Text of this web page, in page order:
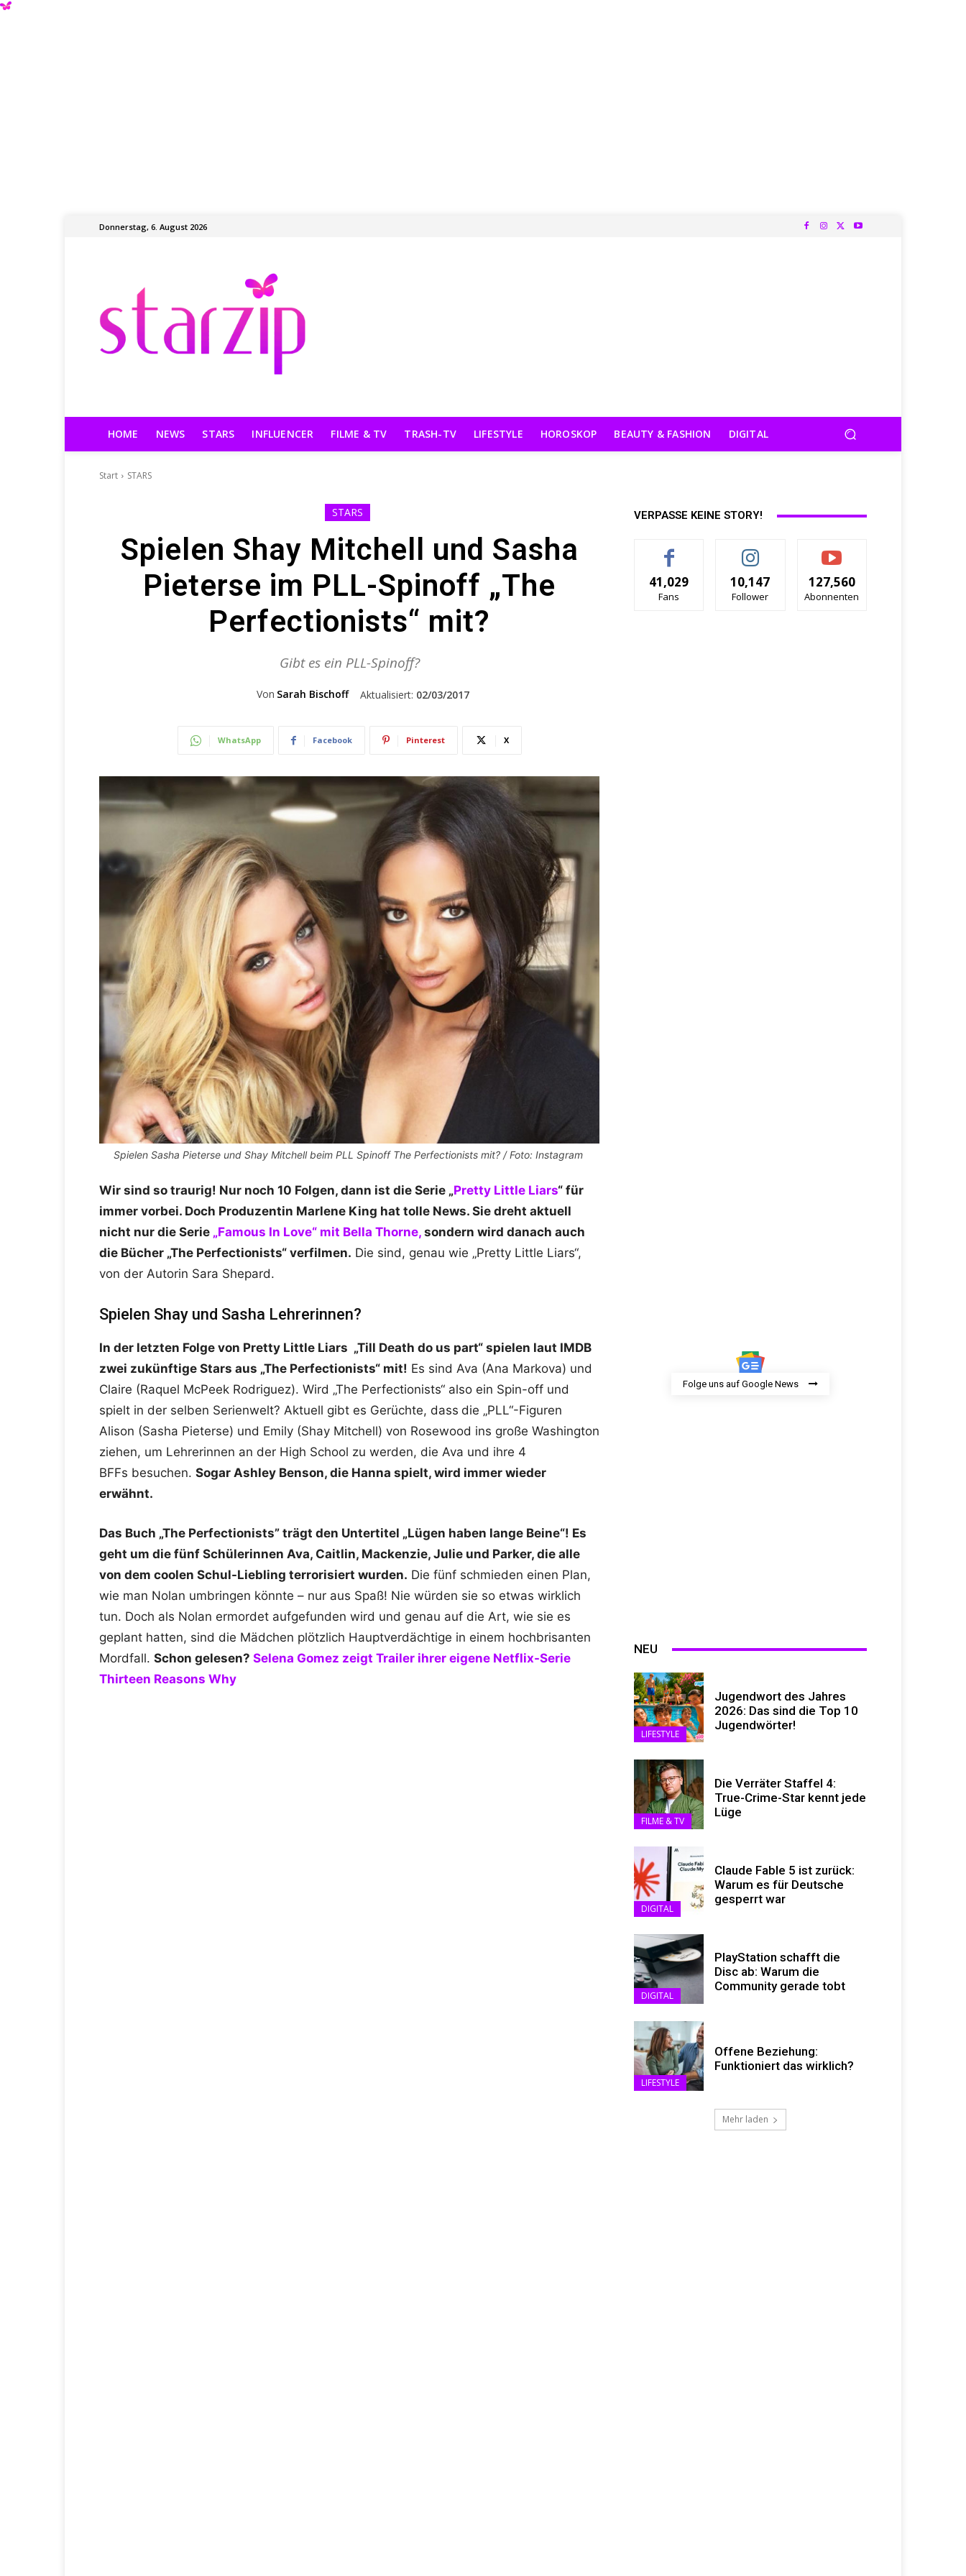
Donnerstag, 6. August 2026
HOME NEWS STARS INFLUENCER FILME & TV TRASH-TV LIFESTYLE HOROSKOP BEAUTY & FASHION DIGITAL
Start STARS
STARS
Spielen Shay Mitchell und Sasha
Pieterse im PLL-Spinoff „The
Perfectionists“ mit?
Gibt es ein PLL-Spinoff?
Von Sarah Bischoff Aktualisiert: 02/03/2017
WhatsApp Facebook Pinterest X
Spielen Sasha Pieterse und Shay Mitchell beim PLL Spinoff The Perfectionists mit? / Foto: Instagram
Wir sind so traurig! Nur noch 10 Folgen, dann ist die Serie „Pretty Little Liars“ für
immer vorbei. Doch Produzentin Marlene King hat tolle News. Sie dreht aktuell
nicht nur die Serie „Famous In Love“ mit Bella Thorne, sondern wird danach auch
die Bücher „The Perfectionists“ verfilmen. Die sind, genau wie „Pretty Little Liars“,
von der Autorin Sara Shepard.
Spielen Shay und Sasha Lehrerinnen?
In der letzten Folge von Pretty Little Liars „Till Death do us part“ spielen laut IMDB
zwei zukünftige Stars aus „The Perfectionists“ mit! Es sind Ava (Ana Markova) und
Claire (Raquel McPeek Rodriguez). Wird „The Perfectionists“ also ein Spin-off und
spielt in der selben Serienwelt? Aktuell gibt es Gerüchte, dass die „PLL“-Figuren
Alison (Sasha Pieterse) und Emily (Shay Mitchell) von Rosewood ins große Washington
ziehen, um Lehrerinnen an der High School zu werden, die Ava und ihre 4
BFFs besuchen. Sogar Ashley Benson, die Hanna spielt, wird immer wieder
erwähnt.
Das Buch „The Perfectionists” trägt den Untertitel „Lügen haben lange Beine“! Es
geht um die fünf Schülerinnen Ava, Caitlin, Mackenzie, Julie und Parker, die alle
von dem coolen Schul-Liebling terrorisiert wurden. Die fünf schmieden einen Plan,
wie man Nolan umbringen könnte – nur aus Spaß! Nie würden sie so etwas wirklich
tun. Doch als Nolan ermordet aufgefunden wird und genau auf die Art, wie sie es
geplant hatten, sind die Mädchen plötzlich Hauptverdächtige in einem hochbrisanten
Mordfall. Schon gelesen? Selena Gomez zeigt Trailer ihrer eigene Netflix-Serie
Thirteen Reasons Why
VERPASSE KEINE STORY!
41,029
Fans
10,147
Follower
127,560
Abonnenten
Folge uns auf Google News
NEU
LIFESTYLE
Jugendwort des Jahres
2026: Das sind die Top 10
Jugendwörter!
FILME & TV
Die Verräter Staffel 4:
True-Crime-Star kennt jede
Lüge
DIGITAL
Claude Fable 5 ist zurück:
Warum es für Deutsche
gesperrt war
DIGITAL
PlayStation schafft die
Disc ab: Warum die
Community gerade tobt
LIFESTYLE
Offene Beziehung:
Funktioniert das wirklich?
Mehr laden